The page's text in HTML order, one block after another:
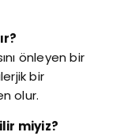
önleyen bir
bir
olur.
miyiz?